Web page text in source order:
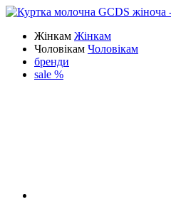
Жінкам Жінкам
Чоловікам Чоловікам
бренди
sale %